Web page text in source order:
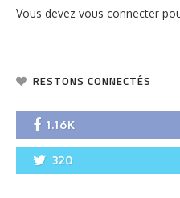
Vous devez vous connecter
RESTONS CONNECTÉS
1.16K
320